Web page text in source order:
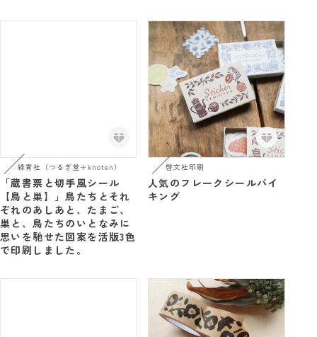
緑青社（つるぎ堂＋knoten）
「蔵書票と切手風シール
【鳥と巣】」鳥たちとそれ
ぞれのあしあと、たまご、
巣と、鳥たちのいとなみに
思いを馳せた図案を活版3色
で印刷しました。
啓文社印刷
人気のフレークシールバイ
キング